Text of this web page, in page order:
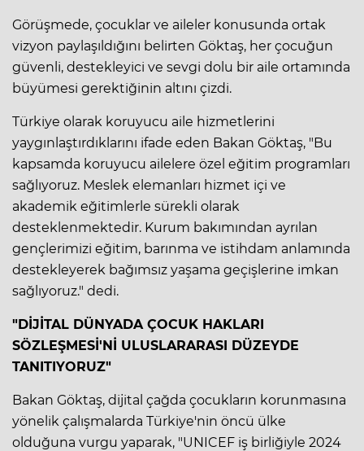
Görüşmede, çocuklar ve aileler konusunda ortak
vizyon paylaşıldığını belirten Göktaş, her çocuğun
güvenli, destekleyici ve sevgi dolu bir aile ortamında
büyümesi gerektiğinin altını çizdi.
Türkiye olarak koruyucu aile hizmetlerini
yaygınlaştırdıklarını ifade eden Bakan Göktaş, "Bu
kapsamda koruyucu ailelere özel eğitim programları
sağlıyoruz. Meslek elemanları hizmet içi ve
akademik eğitimlerle sürekli olarak
desteklenmektedir. Kurum bakımından ayrılan
gençlerimizi eğitim, barınma ve istihdam anlamında
destekleyerek bağımsız yaşama geçişlerine imkan
sağlıyoruz." dedi.
"DİJİTAL DÜNYADA ÇOCUK HAKLARI
SÖZLEŞMESİ'Nİ ULUSLARARASI DÜZEYDE
TANITIYORUZ"
Bakan Göktaş, dijital çağda çocukların korunmasına
yönelik çalışmalarda Türkiye'nin öncü ülke
olduğuna vurgu yaparak, "UNICEF iş birliğiyle 2024